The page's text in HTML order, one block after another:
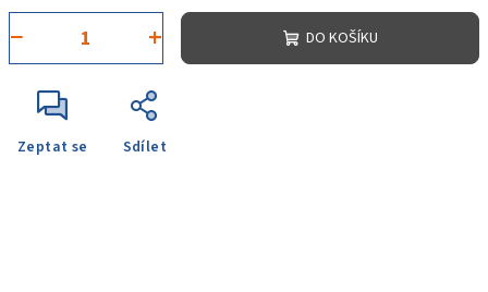
+
− DO KOŠÍKU
Zeptat se Sdílet